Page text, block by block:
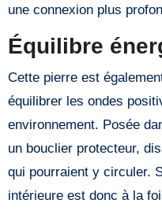
une connexion plus
Équilibre
Cette pierre est
équilibrer les ondes
environnement. Posée
un bouclier protecteur,
qui pourraient y circuler.
intérieure est donc à la